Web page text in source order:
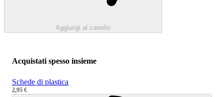
Aggiungi al carrello
Acquistati spesso insieme
Schede di plastica
Sale price
2,95 €